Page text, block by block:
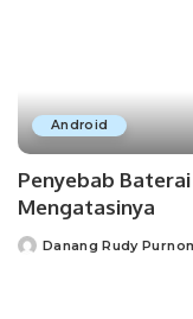
Android
Penyebab
Mengatasinya
PostedDanang Rudy